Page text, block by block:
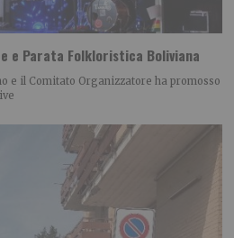
e Parata Folkloristica Boliviana
e il Comitato Organizzatore ha promosso